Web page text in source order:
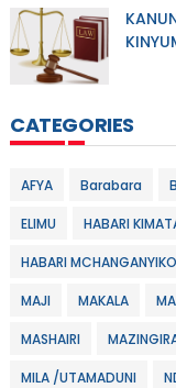
CATEGORIES
AFYA Barabara
ELIMU HABARI
HABARI MCHANGANYIKO
MAJI MAKALA
MASHAIRI
MILA /UTAMADUNI